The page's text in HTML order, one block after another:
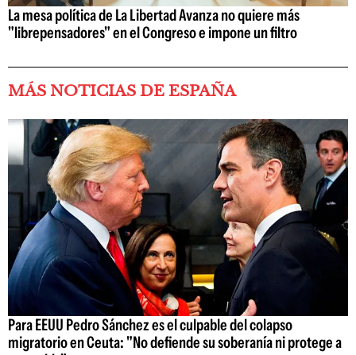
La mesa política de La Libertad Avanza no quiere más
"librepensadores" en el Congreso e impone un filtro
MÁS NOTICIAS DE ESPAÑA
Para EEUU Pedro Sánchez es el culpable del colapso
migratorio en Ceuta: "No defiende su soberanía ni protege a